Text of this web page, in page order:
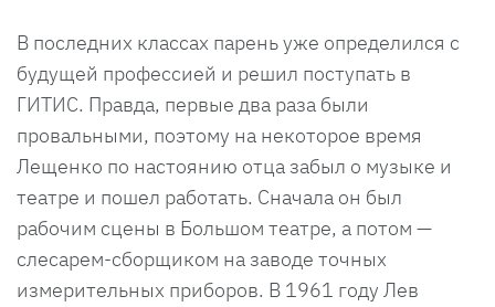
В последних классах парень уже определился с
будущей профессией и решил поступать в
ГИТИС. Правда, первые два раза были
провальными, поэтому на некоторое время
Лещенко по настоянию отца забыл о музыке и
театре и пошел работать. Сначала он был
рабочим сцены в Большом театре, а потом —
слесарем-сборщиком на заводе точных
измерительных приборов. В 1961 году Лев